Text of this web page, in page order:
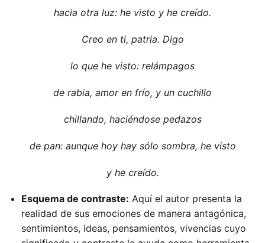
hacia otra luz: he visto y he creído.
Creo en ti, patria. Digo
lo que he visto: relámpagos
de rabia, amor en frío, y un cuchillo
chillando, haciéndose pedazos
de pan: aunque hoy hay sólo sombra, he visto
y he creído.
Esquema de contraste: Aquí el autor presenta la
realidad de sus emociones de manera antagónica,
sentimientos, ideas, pensamientos, vivencias cuyo